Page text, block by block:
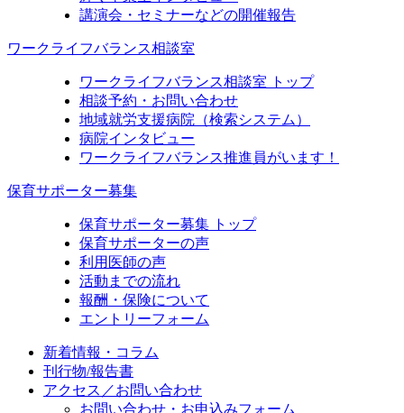
講演会・セミナーなどの開催報告
ワークライフバランス相談室
ワークライフバランス相談室 トップ
相談予約・お問い合わせ
地域就労支援病院（検索システム）
病院インタビュー
ワークライフバランス推進員がいます！
保育サポーター募集
保育サポーター募集 トップ
保育サポーターの声
利用医師の声
活動までの流れ
報酬・保険について
エントリーフォーム
新着情報・コラム
刊行物/報告書
アクセス／お問い合わせ
お問い合わせ・お申込みフォーム